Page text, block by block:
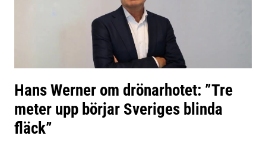
Hans Werner om drönarhotet: ”Tre
meter upp börjar Sveriges blinda
fläck”